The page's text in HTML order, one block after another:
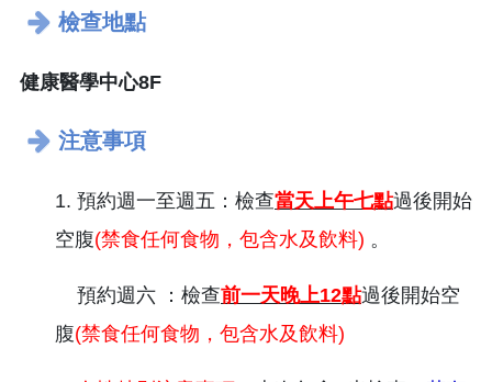
檢查地點
健康醫學中心8F
注意事項
1. 預約週一至週五：檢查當天上午七點過後開始
空腹(禁食任何食物，包含水及飲料) 。
預約週六 ：檢查前一天晚上12點過後開始空
腹(禁食任何食物，包含水及飲料)